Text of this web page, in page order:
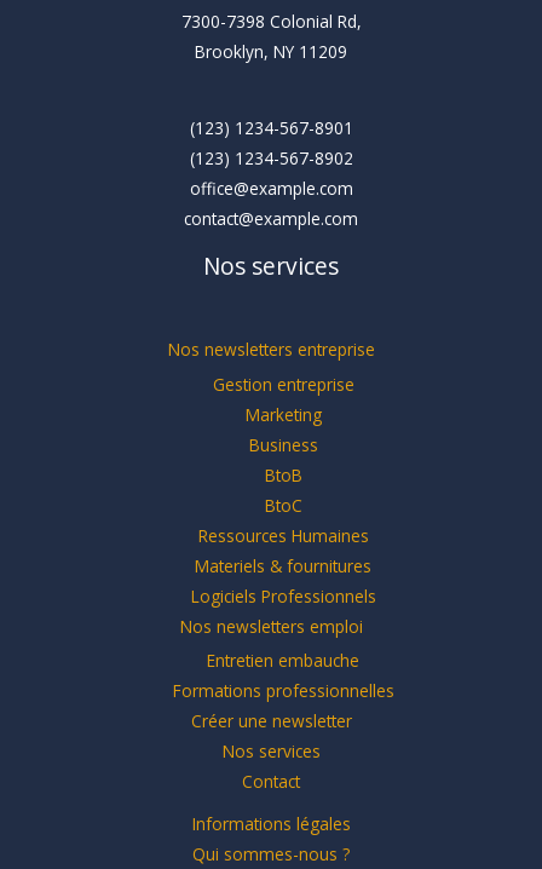
7300-7398 Colonial Rd,
Brooklyn, NY 11209
(123) 1234-567-8901
(123) 1234-567-8902
office@example.com
contact@example.com
Nos services
Nos newsletters entreprise
Gestion entreprise
Marketing
Business
BtoB
BtoC
Ressources Humaines
Materiels & fournitures
Logiciels Professionnels
Nos newsletters emploi
Entretien embauche
Formations professionnelles
Créer une newsletter
Nos services
Contact
Informations légales
Qui sommes-nous ?